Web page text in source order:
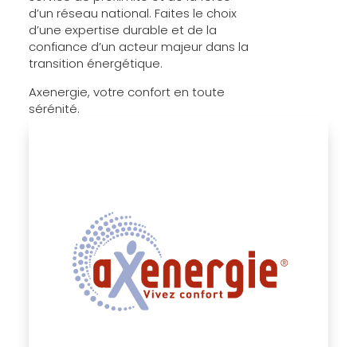
d’un réseau national. Faites le choix
d’une expertise durable et de la
confiance d’un acteur majeur dans la
transition énergétique.
Axenergie, votre confort en toute
sérénité.